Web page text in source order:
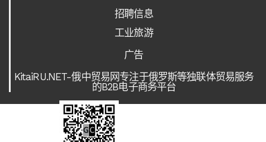
招聘信息
工业旅游
广告
KitaiRU.NET-俄中贸易网专注于俄罗斯等独联体贸易服务
的B2B电子商务平台